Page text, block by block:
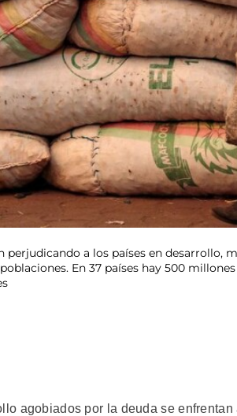
perjudicando a los países en
En 37 países hay 500
agobiados por la deuda se